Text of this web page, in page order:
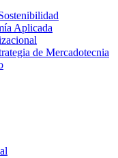
Aplicada
de Mercadotecnia